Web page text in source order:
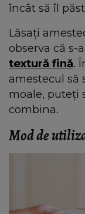
încât să îl
Lăsați
observa că s-
textură fină.
amestecul să
moale, puteți
combina.
Mod de